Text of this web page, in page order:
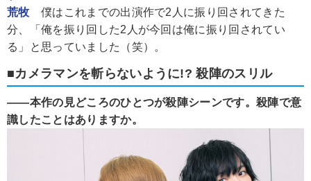
荒牧僕はこれまでの出演作で2人に振り回されてきた
分、「俺を振り回した2人が今回は俺に振り回されてい
る」と思っていました（笑）。
■カメラマンを斬らないように!? 殺陣のスリル
――本作の見どころのひとつが殺陣シーンです。殺陣で意
識したことはありますか。